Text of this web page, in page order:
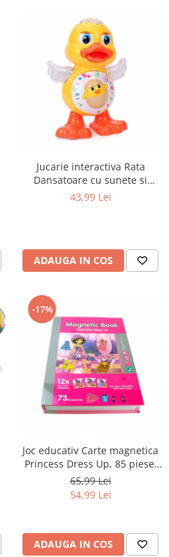
Jucarie interactiva Rata
Dansatoare cu sunete si
lumini, 19 cm, multicolor
43,99 Lei
ADAUGA IN COS
-17%
Joc educativ Carte magnetica
Princess Dress Up, 85 piese,
roz
65,99 Lei
54,99 Lei
ADAUGA IN COS